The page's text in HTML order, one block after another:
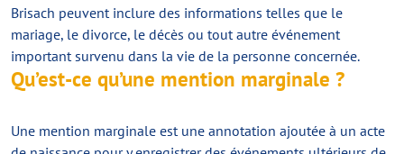
Brisach peuvent inclure des informations telles que le
mariage, le divorce, le décès ou tout autre événement
important survenu dans la vie de la personne concernée.
Qu’est-ce qu’une mention marginale ?
Une mention marginale est une annotation ajoutée à un acte